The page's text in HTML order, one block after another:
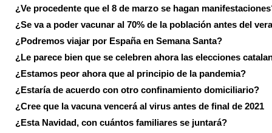
¿Ve procedente que el 8 de marzo se hagan
¿Se va a poder vacunar al 70% de la población antes del
¿Podremos viajar por España en Semana Santa?
¿Le parece bien que se celebren ahora las elecciones
¿Estamos peor ahora que al principio de la pandemia?
¿Estaría de acuerdo con otro confinamiento domiciliario?
¿Cree que la vacuna vencerá al virus antes de final de 2021
¿Esta Navidad, con cuántos familiares se juntará?